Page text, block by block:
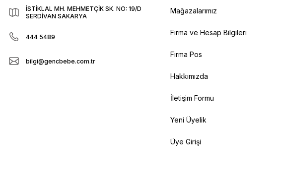
İSTİKLAL MH. MEHMETÇİK SK. NO: 19/D
SERDİVAN SAKARYA
444 5489
bilgi@gencbebe.com.tr
Mağazalarımız
Firma ve Hesap Bilgileri
Firma Pos
Hakkımızda
İletişim Formu
Yeni Üyelik
Üye Girişi